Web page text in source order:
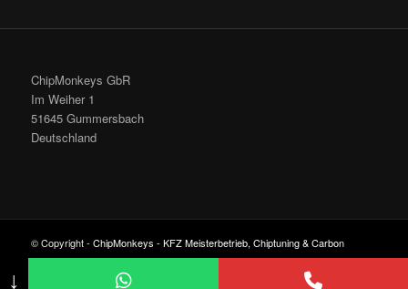
ChipMonkeys GbR
Im Weiher 1
51645 Gummersbach
Deutschland
© Copyright - ChipMonkeys - KFZ Meisterbetrieb, Chiptuning & Carbon
Cleaning-Enfold Theme by Kriesi
↓